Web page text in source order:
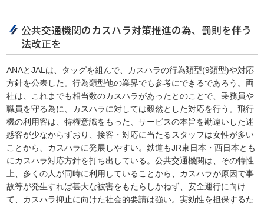
公共交通機関のカスハラ対策推進の為、罰則を伴う
法改正を
ANAとJALは、タッグを組んで、カスハラの行為類型(9類型)や対応
方針を公表した。行為類型他の業界でも参考にできるであろう。両
社は、これまでも相当数のカスハラがあったとのことで、乗務員や
職員を守る為に、カスハラに対しては毅然とした対応を行う。飛行
機の利用客は、特権意識をもった、サービスの本旨を勘違いした迷
惑客が少なからずおり、接客・対応に当たるスタッフは女性が多い
ことから、カスハラに発展しやすい。鉄道もJR東日本・西日本とも
にカスハラ対応方針を打ち出している。公共交通機関は、その特性
上、多くの人が同時に利用していることから、カスハラが原因で事
故等が発生すれば甚大な被害をもたらしかねず、安全運行に向け
て、カスハラ抑止に向けた社会的要請は強い。実効性を担保するた